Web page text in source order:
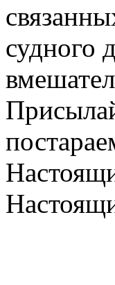
судного